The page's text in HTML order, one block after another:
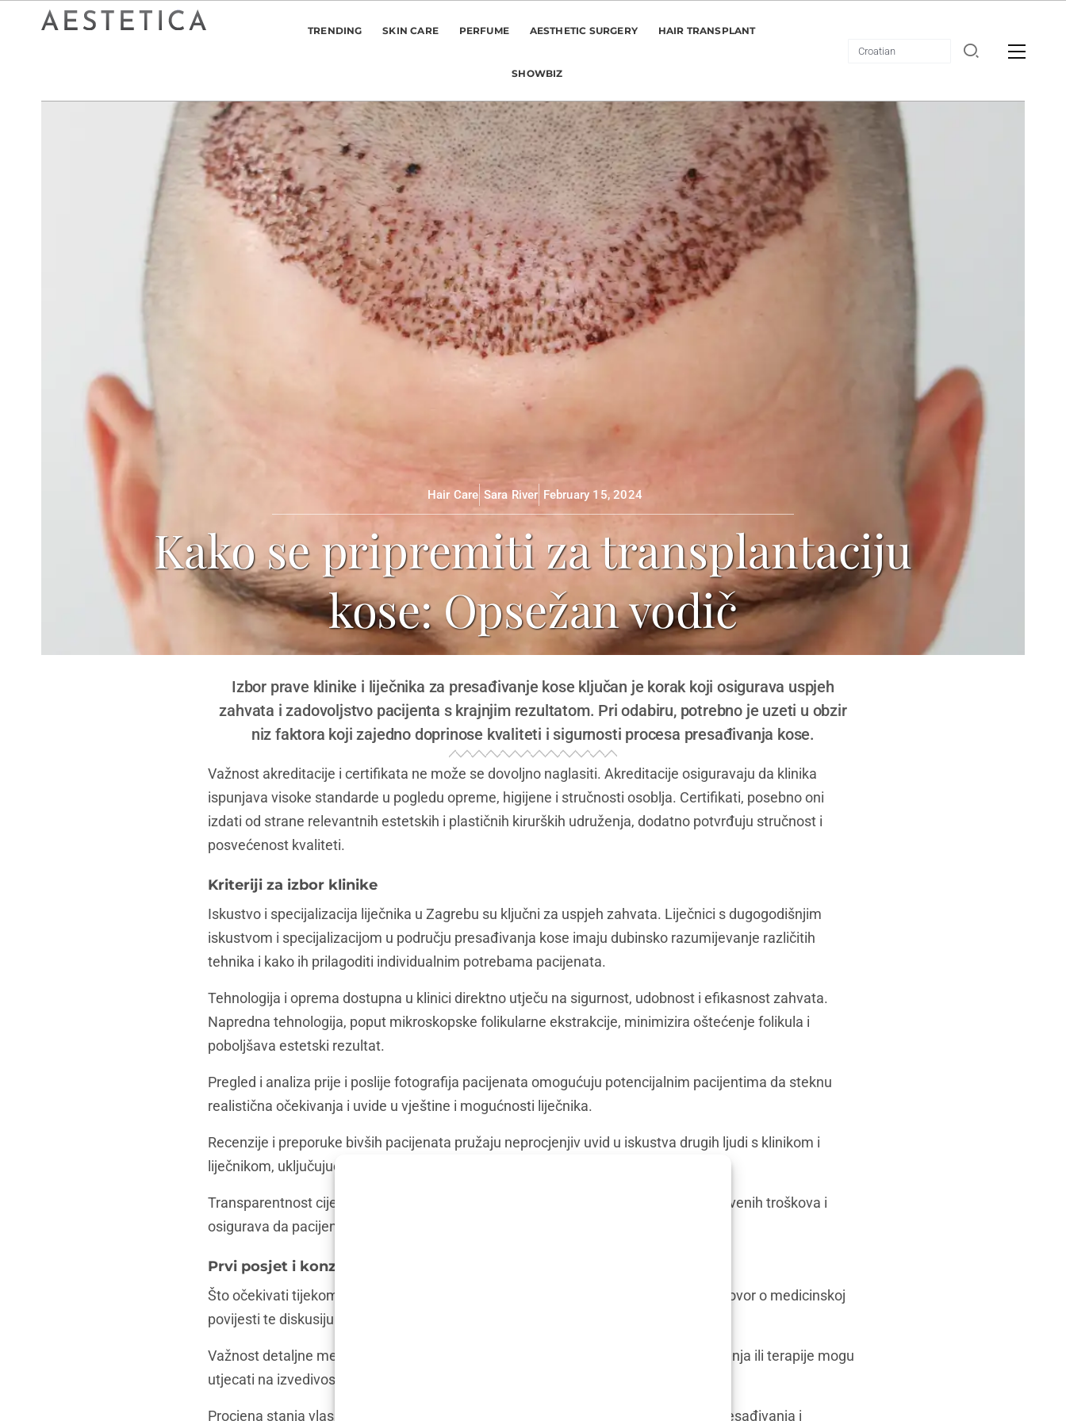
TRENDING SKIN CARE PERFUME AESTHETIC SURGERY HAIR TRANSPLANT
SHOWBIZ
Hair Care Sara River February 15, 2024
Kako se pripremiti za transplantaciju
kose: Opsežan vodič
Izbor prave klinike i liječnika za presađivanje kose ključan je korak koji osigurava uspjeh
zahvata i zadovoljstvo pacijenta s krajnjim rezultatom. Pri odabiru, potrebno je uzeti u obzir
niz faktora koji zajedno doprinose kvaliteti i sigurnosti procesa presađivanja kose.
Važnost akreditacije i certifikata ne može se dovoljno naglasiti. Akreditacije osiguravaju da klinika
ispunjava visoke standarde u pogledu opreme, higijene i stručnosti osoblja. Certifikati, posebno oni
izdati od strane relevantnih estetskih i plastičnih kirurških udruženja, dodatno potvrđuju stručnost i
posvećenost kvaliteti.
Kriteriji za izbor klinike
Iskustvo i specijalizacija liječnika u Zagrebu su ključni za uspjeh zahvata. Liječnici s dugogodišnjim
iskustvom i specijalizacijom u području presađivanja kose imaju dubinsko razumijevanje različitih
tehnika i kako ih prilagoditi individualnim potrebama pacijenata.
Tehnologija i oprema dostupna u klinici direktno utječu na sigurnost, udobnost i efikasnost zahvata.
Napredna tehnologija, poput mikroskopske folikularne ekstrakcije, minimizira oštećenje folikula i
poboljšava estetski rezultat.
Pregled i analiza prije i poslije fotografija pacijenata omogućuju potencijalnim pacijentima da steknu
realistična očekivanja i uvide u vještine i mogućnosti liječnika.
Recenzije i preporuke bivših pacijenata pružaju neprocjenjiv uvid u iskustva drugih ljudi s klinikom i
liječnikom, uključujući zadovoljstvo procesom i rezultatima.
Transparentnost cijena i dostupnih paketa ključna je za izbjegavanje bilo kakvih skrivenih troškova i
osigurava da pacijenti točno znaju što mogu očekivati u smislu financijskih obveza.
Prvi posjet i konzultacije
Što očekivati tijekom prvog posjeta uključuje temeljitu procjenu vlasišta i kose, razgovor o medicinskoj
povijesti te diskusiju o ciljevima i očekivanjima.
Važnost detaljne medicinske povijesti ne može se precijeniti, jer neka prethodna stanja ili terapije mogu
utjecati na izvedivost i uspjeh zahvata.
Procjena stanja vlasišta i gustoće kose ključna je za određivanje najbolje tehnike presađivanja i